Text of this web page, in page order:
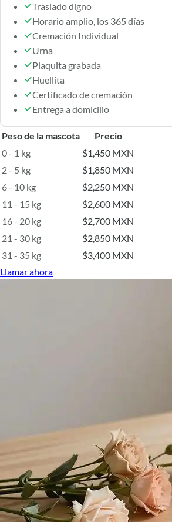
Traslado digno
Horario amplio, los 365 días
Cremación Individual
Urna
Plaquita grabada
Huellita
Certificado de cremación
Entrega a domicilio
Peso de la mascota
Precio
0 - 1 kg
$1,450 MXN
2 - 5 kg
$1,850 MXN
6 - 10 kg
$2,250 MXN
11 - 15 kg
$2,600 MXN
16 - 20 kg
$2,700 MXN
21 - 30 kg
$2,850 MXN
31 - 35 kg
$3,400 MXN
Llamar ahora